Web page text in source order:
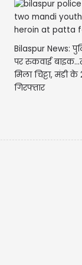
‌Bilaspur News:
पर रुकवाई
मिला चिट्टा, मंडी
गिरफ्तार